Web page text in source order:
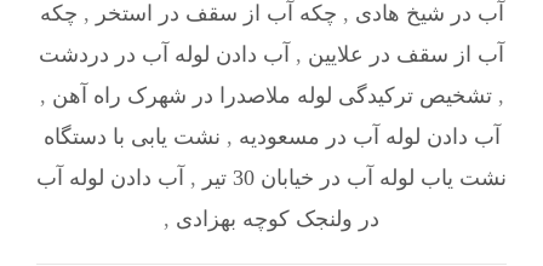
آب در شیخ هادی , چکه آب از سقف در استخر , چکه
آب از سقف در علایین , آب دادن لوله آب در دردشت
,تشخیص ترکیدگی لوله ملاصدرا در شهرک راه آهن ,
آب دادن لوله آب در مسعودیه , نشت یابی با دستگاه
نشت یاب لوله آب در خیابان 30 تیر
, آب دادن لوله آب
در ولنجک کوچه بهزادی ,